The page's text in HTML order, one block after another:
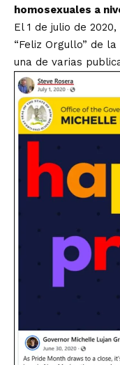
homosexuales a
El 1 de julio de
“Feliz Orgullo” de
una de varias